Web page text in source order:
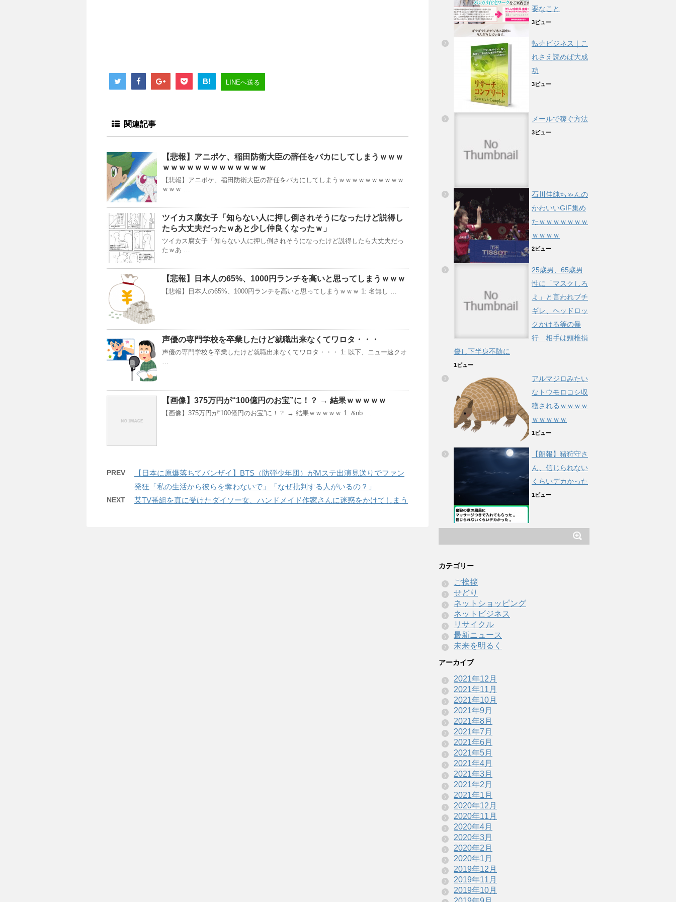
B! LINEへ送る
関連記事
【悲報】アニポケ、稲田防衛大臣の辞任をバカにしてしまうｗｗｗ
ｗｗｗｗｗｗｗｗｗｗｗｗｗ
【悲報】アニポケ、稲田防衛大臣の辞任をバカにしてしまうｗｗｗｗｗｗｗｗｗｗ
ｗｗｗ …
ツイカス腐女子「知らない人に押し倒されそうになったけど説得し
たら大丈夫だったｗあと少し仲良くなったｗ」
ツイカス腐女子「知らない人に押し倒されそうになったけど説得したら大丈夫だっ
たｗあ …
【悲報】日本人の65%、1000円ランチを高いと思ってしまうｗｗｗ
【悲報】日本人の65%、1000円ランチを高いと思ってしまうｗｗｗ 1: 名無し …
声優の専門学校を卒業したけど就職出来なくてワロタ・・・
声優の専門学校を卒業したけど就職出来なくてワロタ・・・ 1: 以下、ニュー速クオ
【画像】375万円が“100億円のお宝”に！？ → 結果ｗｗｗｗｗ
【画像】375万円が“100億円のお宝”に！？ → 結果ｗｗｗｗｗ 1: &nb …
PREV
【日本に原爆落ちてバンザイ】BTS（防弾少年団）がMステ出演見送りでファン
発狂「私の生活から彼らを奪わないで」「なぜ批判する人がいるの？」
NEXT 某TV番組を真に受けたダイソー女、ハンドメイド作家さんに迷惑をかけてしまう
要なこと
3ビュー
転売ビジネス｜こ
れさえ読めば大成
功
3ビュー
メールで稼ぐ方法
3ビュー
石川佳純ちゃんの
かわいいGIF集め
たｗｗｗｗｗｗｗ
ｗｗｗｗ
2ビュー
25歳男、65歳男
性に「マスクしろ
よ」と言われブチ
ギレ、ヘッドロッ
クかける等の暴
行…相手は頸椎損
傷し下半身不随に
1ビュー
アルマジロみたい
なトウモロコシ収
穫されるｗｗｗｗ
ｗｗｗｗｗ
1ビュー
【朗報】猪狩守さ
ん、信じられない
くらいデカかった
1ビュー
カテゴリー
ご挨拶
せどり
ネットショッピング
ネットビジネス
リサイクル
最新ニュース
未来を明るく
アーカイブ
2021年12月
2021年11月
2021年10月
2021年9月
2021年8月
2021年7月
2021年6月
2021年5月
2021年4月
2021年3月
2021年2月
2021年1月
2020年12月
2020年11月
2020年4月
2020年3月
2020年2月
2020年1月
2019年12月
2019年11月
2019年10月